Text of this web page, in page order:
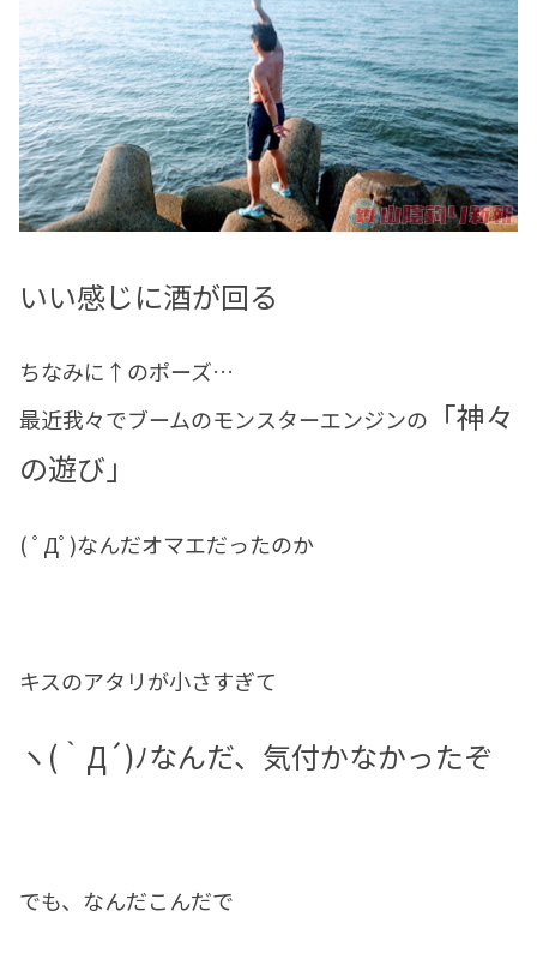
いい感じに酒が回る
ちなみに↑のポーズ…
最近我々でブームのモンスターエンジンの
「神々
の遊び」
( ﾟДﾟ)なんだオマエだったのか
キスのアタリが小さすぎて
ヽ(｀Д´)ﾉなんだ、気付かなかったぞ
でも、なんだこんだで